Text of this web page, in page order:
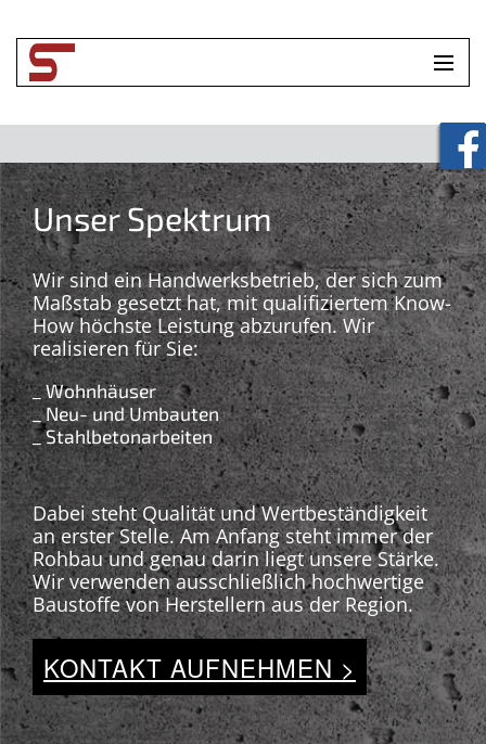
UNTERNEHMEN
LEISTUNGEN
TOOLBOX
KONTAKT
Unser Spektrum
Wir sind ein Handwerksbetrieb, der sich zum
Maßstab gesetzt hat, mit qualifiziertem Know-
How höchste Leistung abzurufen. Wir
realisieren für Sie:
_ Wohnhäuser
_ Neu- und Umbauten
_ Stahlbetonarbeiten
Dabei steht Qualität und Wertbeständigkeit
an erster Stelle. Am Anfang steht immer der
Rohbau und genau darin liegt unsere Stärke.
Wir verwenden ausschließlich hochwertige
Baustoffe von Herstellern aus der Region.
KONTAKT AUFNEHMEN >